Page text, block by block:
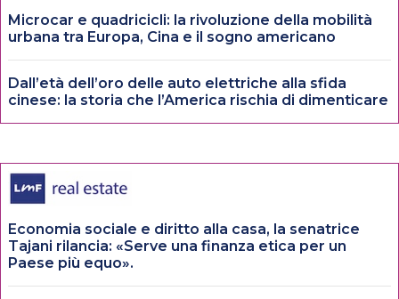
Microcar e quadricicli: la rivoluzione della mobilità
urbana tra Europa, Cina e il sogno americano
Dall’età dell’oro delle auto elettriche alla sfida
cinese: la storia che l’America rischia di dimenticare
Economia sociale e diritto alla casa, la senatrice
Tajani rilancia: «Serve una finanza etica per un
Paese più equo».